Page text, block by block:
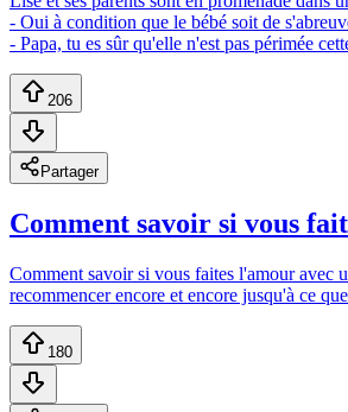
- Oui à condition que le bébé soit de
- Papa, tu es sûr qu'elle n'est pas périmée
206
Partager
Comment savoir si vous
Comment savoir si vous faites l'amour
recommencer encore et encore jusqu'à ce
180